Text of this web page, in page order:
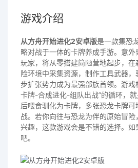
游戏介绍
从方舟开始进化2安卓版是一款集恐
略对战于一体的卡牌养成手游。意
玩家，将从零搭建简陋营地起步，
险环境中采集资源，制作工具武器
步扩张势力成为最强部族首领。游戏
卡牌-合成进化-组队出战”的循环，
后喂食驯化为卡牌，多张恐龙卡牌
战。若你向往与恐龙为伴的原始冒
兴趣，这款游戏会是不错的选择。
吧。